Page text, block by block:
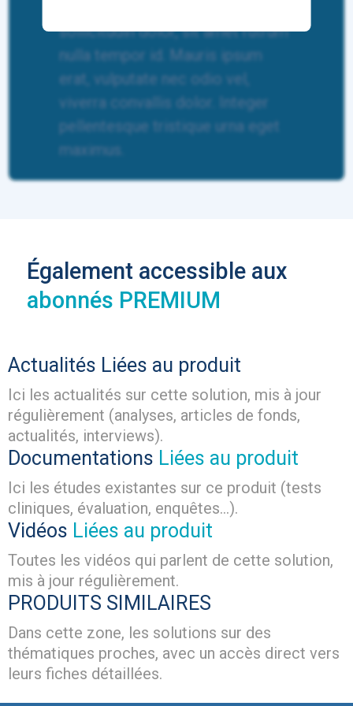
sollicitudin dolor, sit amet rutrum
nulla tempor id. Mauris ipsum
erat, vulputate nec odio vel,
viverra convallis dolor. Integer
pellentesque tristique urna eget
maximus.
Également accessible aux
abonnés PREMIUM
Actualités Liées au produit
Ici les actualités sur cette solution, mis à jour
régulièrement (analyses, articles de fonds,
actualités, interviews).
Documentations Liées au produit
Ici les études existantes sur ce produit (tests
cliniques, évaluation, enquêtes...).
Vidéos Liées au produit
Toutes les vidéos qui parlent de cette solution,
mis à jour régulièrement.
PRODUITS SIMILAIRES
Dans cette zone, les solutions sur des
thématiques proches, avec un accès direct vers
leurs fiches détaillées.